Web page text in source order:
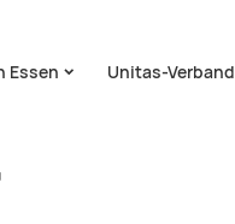
Essen Unitas-Verband